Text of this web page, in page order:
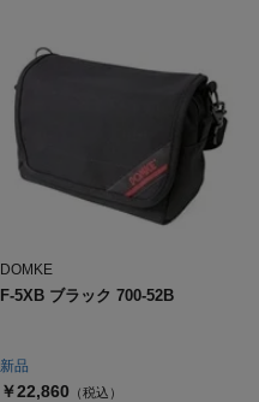
新品
DOMKE
F-5XB ブラック 700-52B
￥22,860 （税込）